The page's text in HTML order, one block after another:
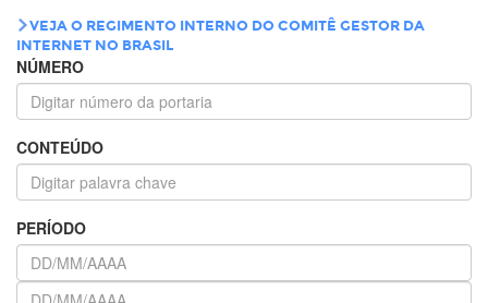
VEJA O REGIMENTO INTERNO DO COMITÊ GESTOR DA
INTERNET NO BRASIL
NÚMERO
CONTEÚDO
PERÍODO